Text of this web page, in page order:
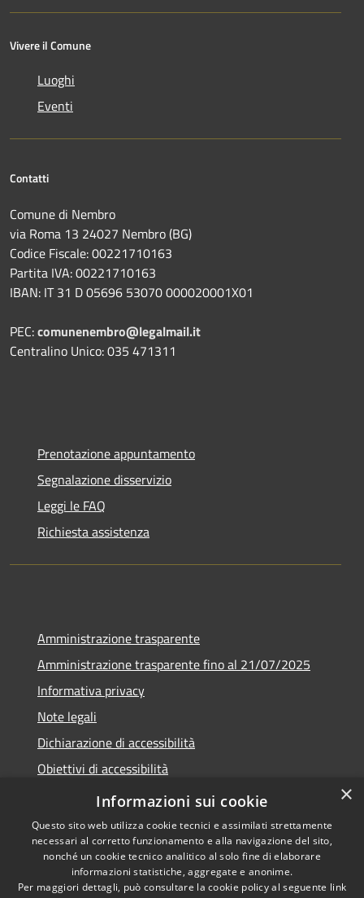
Vivere il Comune
Luoghi
Eventi
Contatti
Comune di Nembro
via Roma 13 24027 Nembro (BG)
Codice Fiscale: 00221710163
Partita IVA: 00221710163
IBAN: IT 31 D 05696 53070 000020001X01
PEC:comunenembro@legalmail.it
Centralino Unico: 035 471311
Prenotazione appuntamento
Segnalazione disservizio
Leggi le FAQ
Richiesta assistenza
Amministrazione trasparente
Amministrazione trasparente fino al 21/07/2025
Informativa privacy
Note legali
Dichiarazione di accessibilità
Obiettivi di accessibilità
Piano di miglioramento
Copyright © 2026 • Comune di
×
Informazioni sui cookie
Questo sito web utilizza cookie tecnici e assimilati strettamente
necessari al corretto funzionamento e alla navigazione del sito,
nonché un cookie tecnico analitico al solo fine di elaborare
informazioni statistiche, aggregate e anonime.
Per maggiori dettagli, può consultare la cookie policy al seguente link